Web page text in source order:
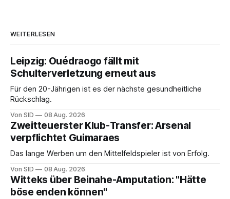
WEITERLESEN
Leipzig: Ouédraogo fällt mit
Schulterverletzung erneut aus
Für den 20-Jährigen ist es der nächste gesundheitliche
Rückschlag.
Von SID 08 Aug. 2026
Zweitteuerster Klub-Transfer: Arsenal
verpflichtet Guimaraes
Das lange Werben um den Mittelfeldspieler ist von Erfolg.
Von SID 08 Aug. 2026
Witteks über Beinahe-Amputation: "Hätte
böse enden können"